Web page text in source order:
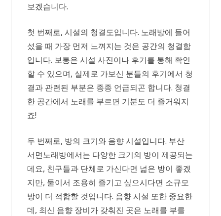
보겠습니다.
첫 번째로, 시설의 청결도입니다. 노래방에 들어
섰을 때 가장 먼저 느껴지는 것은 공간의 청결함
입니다. 보통은 시설 사진이나 후기를 통해 확인
할 수 있으며, 실제로 가보신 분들의 후기에서 청
결과 관련된 부분은 종종 언급되곤 합니다. 청결
한 공간에서 노래를 부르면 기분도 더 즐거워지
죠!
두 번째로, 방의 크기와 음향 시설입니다. 부산
서면노래방에서는 다양한 크기의 방이 제공되는
데요, 친구들과 단체로 가신다면 넓은 방이 좋겠
지만, 둘이서 조용히 즐기고 싶으시다면 소규모
방이 더 적합할 것입니다. 음향 시설 또한 중요한
데, 최신 음향 장비가 갖춰진 곳은 노래를 부를